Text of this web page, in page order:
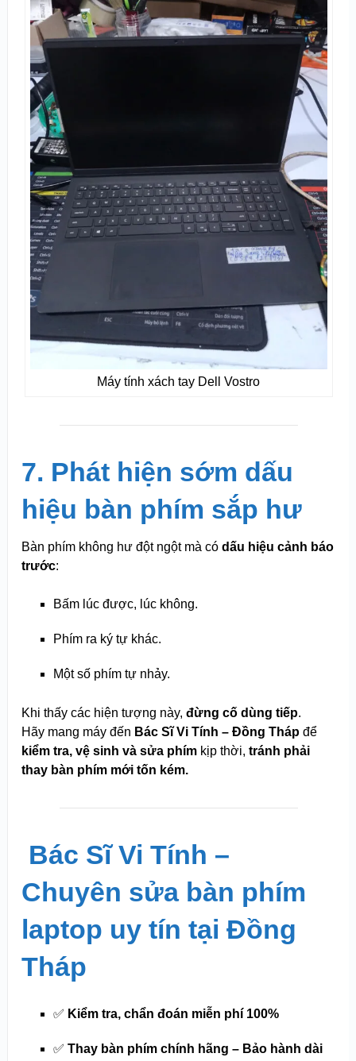
Máy tính xách tay Dell Vostro
7. Phát hiện sớm dấu
hiệu bàn phím sắp hư
Bàn phím không hư đột ngột mà có dấu hiệu cảnh báo
trước:
Bấm lúc được, lúc không.
Phím ra ký tự khác.
Một số phím tự nhảy.
Khi thấy các hiện tượng này, đừng cố dùng tiếp.
Hãy mang máy đến Bác Sĩ Vi Tính – Đồng Thápđể
kiểm tra, vệ sinh và sửa phímkịp thời, tránh phải
thay bàn phím mới tốn kém.
Bác Sĩ Vi Tính –
Chuyên sửa bàn phím
laptop uy tín tại Đồng
Tháp
✅ Kiểm tra, chẩn đoán miễn phí 100%
✅ Thay bàn phím chính hãng – Bảo hành dài